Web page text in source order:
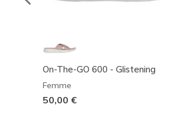
On-The-GO 600 - Glistening
Femme
50,00 €